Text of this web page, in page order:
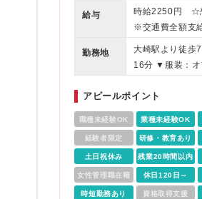
がある方やこれ
ご応募くださ
と、面談までが
給与
時給2250円 ☆
※交通費全額支
勤務地
大崎駅より徒歩
16分 ▼服装：
が発生します。
アピールポイント
職種未経験OK 業種未経験OK
経験者限定 研修・教育あり
土日祝休み 残業20時間以内
女性管理職在籍 休日120日～
時短勤務あり 資格取得支援